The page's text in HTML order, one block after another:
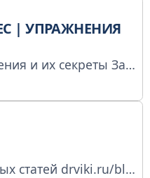
| УПРАЖНЕНИЯ
Фитнес упражнения и их секреты Зарегистрирован в РКН: https://www.gosuslugi.ru/snet/67a5f7f34689c2151c851970 По вопросам рекламы - @Mashahram
Больше полезных статей drviki.ru/blog Запись в клинику https://n792926.yclients.com